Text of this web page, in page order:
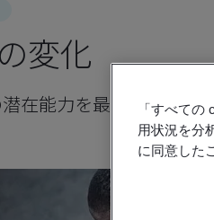
変化
在能力を最大限に引き
「すべて
用状況を分
に同意した